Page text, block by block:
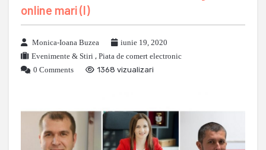
online mari (I)
Monica-Ioana Buzea
iunie 19, 2020
Evenimente & Stiri , Piata de comert electronic
0 Comments
1368 vizualizari